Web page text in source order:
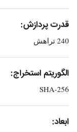
قدرت پردازش:
240 تراهش
الگوریتم استخراج:
SHA-256
ابعاد: